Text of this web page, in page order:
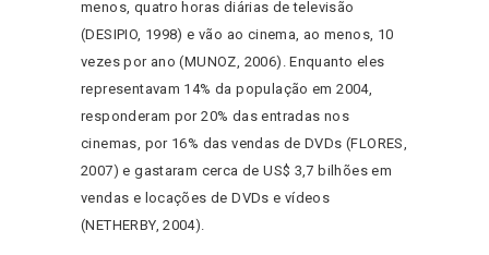
menos, quatro horas diárias de televisão
(DESIPIO, 1998) e vão ao cinema, ao menos, 10
vezes por ano (MUNOZ, 2006). Enquanto eles
representavam 14% da população em 2004,
responderam por 20% das entradas nos
cinemas, por 16% das vendas de DVDs (FLORES,
2007) e gastaram cerca de US$ 3,7 bilhões em
vendas e locações de DVDs e vídeos
(NETHERBY, 2004).